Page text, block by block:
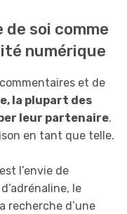
de soi comme
numérique
et de
la plupart des
leur partenaire.
en tant que telle.
l’envie de
le
recherche d’une